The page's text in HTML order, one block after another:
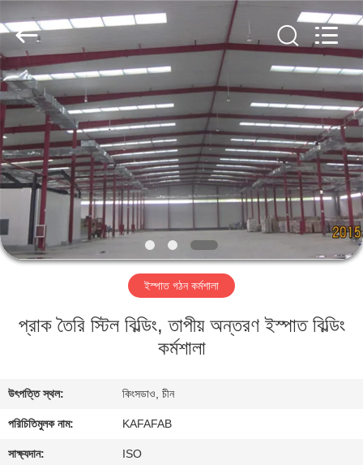
বাড়ি
পণ্য
ভিডিও
ভিআর
শো
আমাদের
কারখানা
পরিদর্শন
Qingdao
Fabrication
Co.,
All
Reserved.
ইস্পাত গঠন কর্মশালা
প্রাক তৈরি স্টিল বিল্ডিং, তাপীয় অন্তরণ ইস্পাত বিল্ডিং
কর্মশালা
উৎপত্তি স্থল: কিংসডাও, চীন
পরিচিতিমুলক নাম: KAFAFAB
সাক্ষ্যদান: ISO